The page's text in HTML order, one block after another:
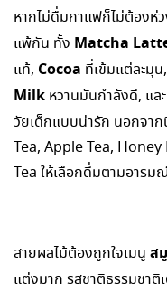
หากไม่ดื่มกาแฟก็ไม่ต้องห่
แพ้กัน ทั้ง Matcha
แท้, Cocoa ที่เข้มแต่ละมุน,
Milk หวานมันกำลังดี, และ
วัยเด็กแบบน่ารัก นอกจา
Tea, Apple Tea,
Tea ให้เลือกดื่มตามอารม
สายผลไม้ต้องถูกใจเมนู ส
แต่งมาก รสชาติธรรมชาติ